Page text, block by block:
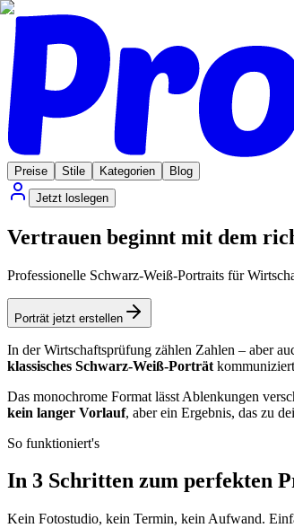
Preise Stile Kategorien
Blog
Jetzt loslegen
Vertrauen beginnt mit dem
Professionelle Schwarz-Weiß-Portraits für
Porträt jetzt erstellen
In der Wirtschaftsprüfung zählen Zahlen – aber
klassisches Schwarz-Weiß-Porträt
Das monochrome Format lässt Ablenkungen
kein langer Vorlauf, aber ein Ergebnis, das zu
So funktioniert's
In 3 Schritten zum perfekten
Kein Fotostudio, kein Termin, kein Aufwand.